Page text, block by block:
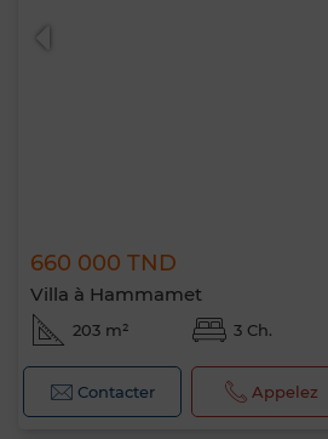
660 000 TND
Villa à Hammamet
203 m² 3 Ch.
Contacter Appelez